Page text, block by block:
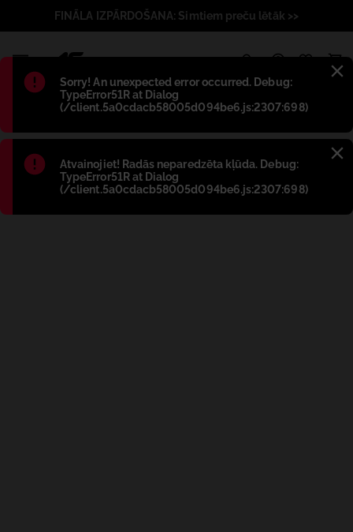
Błąd:
Sorry! An unexpected error occurred. Debug:
TypeError51R at Dialog
(/client.5a0cdacb58005d094be6.js:2307:698)
Błąd:
Atvainojiet! Radās neparedzēta kļūda. Debug:
TypeError51R at Dialog
(/client.5a0cdacb58005d094be6.js:2307:698)
FINĀLA IZPĀRDOŠANA: Simtiem preču lētāk >>